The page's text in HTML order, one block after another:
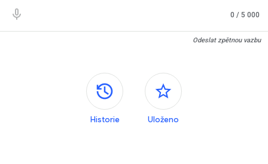
0 / 5 000
Odeslat zpětnou vazbu
Postranní panely
Historie Uloženo